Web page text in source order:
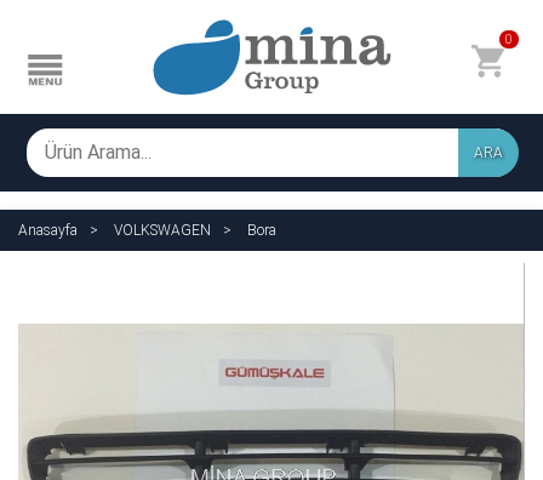
0
ARA
Anasayfa VOLKSWAGEN Bora